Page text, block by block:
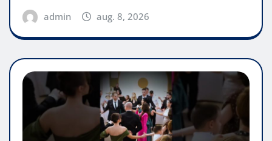
admin aug. 8, 2026